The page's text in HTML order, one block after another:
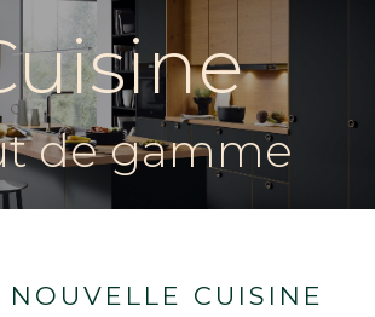
de gamme
NOUVELLE CUISINE